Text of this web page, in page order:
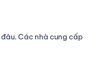
Các nhà cung cấp